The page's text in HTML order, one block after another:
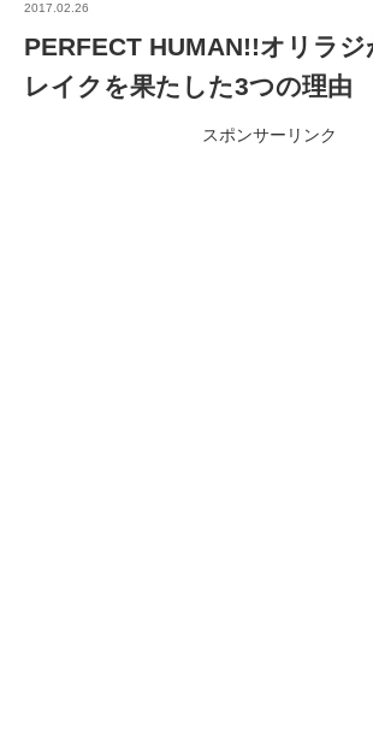
2017.02.26
PERFECT HUMAN!!オリラ
レイクを果たした3つの理由
スポンサーリンク